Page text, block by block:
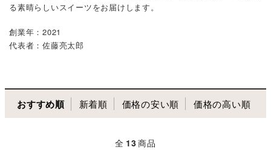
る素晴らしいスイーツをお届けします。
創業年：2021
代表者：佐藤亮太郎
おすすめ順 新着順 価格の安い順 価格の高い順
全 13商品